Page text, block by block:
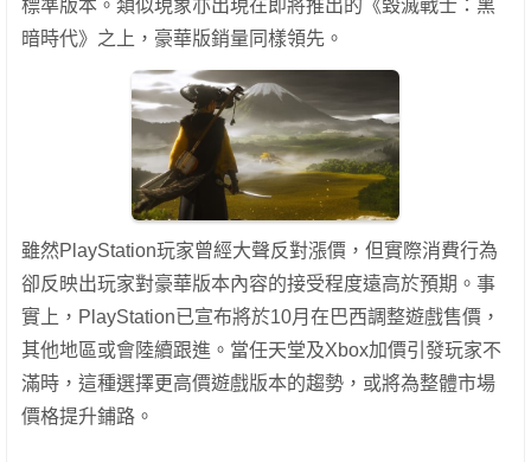
標準版本。類似現象亦出現在即將推出的《毀滅戰士：黑
暗時代》之上，豪華版銷量同樣領先。
雖然PlayStation玩家曾經大聲反對漲價，但實際消費行為
卻反映出玩家對豪華版本內容的接受程度遠高於預期。事
實上，PlayStation已宣布將於10月在巴西調整遊戲售價，
其他地區或會陸續跟進。當任天堂及Xbox加價引發玩家不
滿時，這種選擇更高價遊戲版本的趨勢，或將為整體市場
價格提升鋪路。